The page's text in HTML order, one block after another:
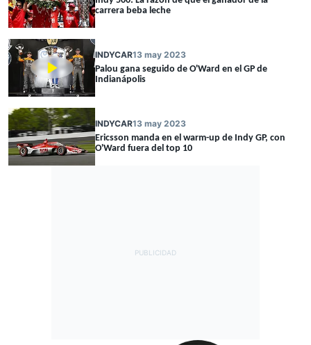
carrera beba leche
INDYCAR13 may 2023
Palou gana seguido de O'Ward en el GP de
Indianápolis
INDYCAR13 may 2023
Ericsson manda en el warm-up de Indy GP, con
O'Ward fuera del top 10